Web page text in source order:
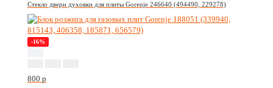
Стекло двери духовки для плиты Gorenje 246640 (494490, 229278)
-16%
800 p